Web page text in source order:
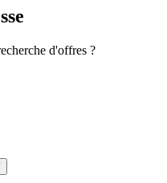
d'offres ?